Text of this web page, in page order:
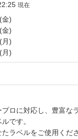
現在
(金)
(金)
(月)
(月)
ロに対応し、豊富な
です。
ラベルをご使用くださ